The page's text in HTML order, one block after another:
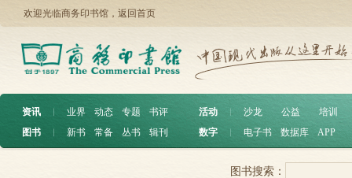
欢迎光临商务印书馆， 返回首页
资讯 ︱ 业界 动态 专题
书评
图书
︱ 新书 常备 丛书 辑刊
活动 沙龙 公益
培训
数字
电子书 数据库 APP
图书搜索：